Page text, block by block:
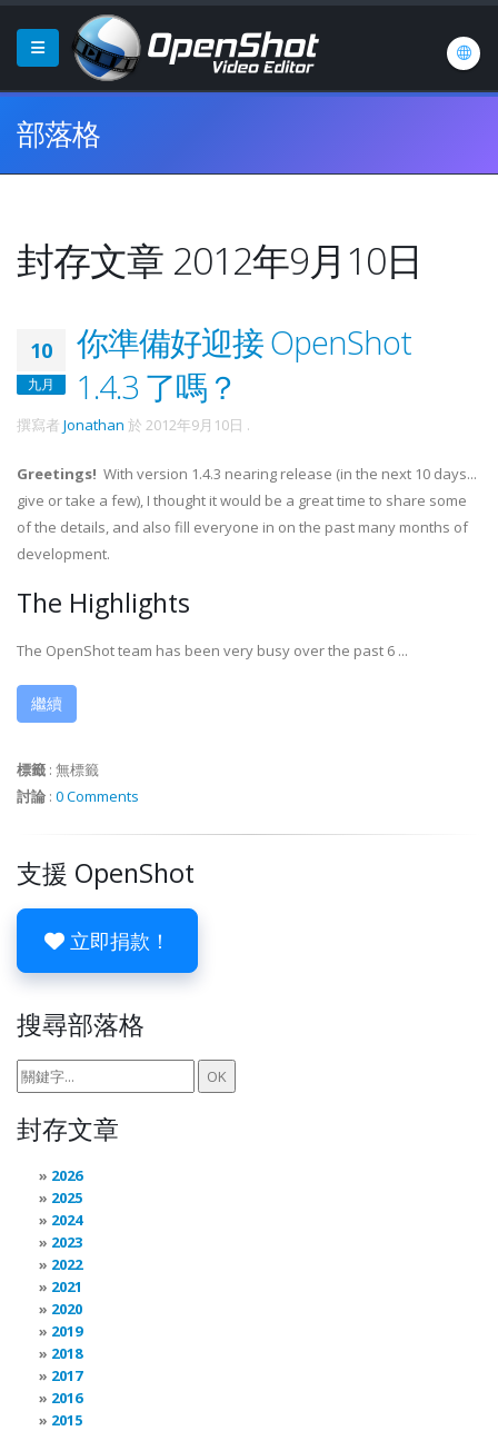
部落格
封存文章 2012年9月10日
10
九月
你準備好迎接 OpenShot
1.4.3 了嗎？
撰寫者 Jonathan 於 2012年9月10日 .
Greetings! With version 1.4.3 nearing release (in the next 10 days...
give or take a few), I thought it would be a great time to share some
of the details, and also fill everyone in on the past many months of
development.
The Highlights
The OpenShot team has been very busy over the past 6 ...
繼續
標籤 : 無標籤
討論 : 0 Comments
支援 OpenShot
立即捐款！
搜尋部落格
封存文章
2026
2025
2024
2023
2022
2021
2020
2019
2018
2017
2016
2015